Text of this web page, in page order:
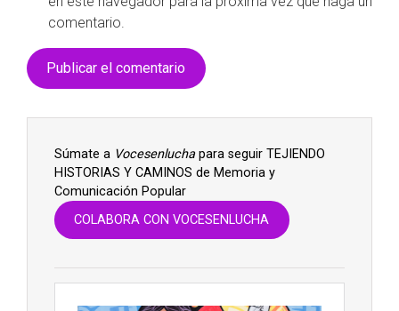
comentario.
Súmate a Vocesenluchapara seguir TEJIENDO
HISTORIAS Y CAMINOS de Memoria y
Comunicación Popular
COLABORA CON VOCESENLUCHA